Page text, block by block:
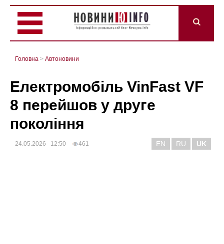
Головна > Автоновини
Електромобіль VinFast VF
8 перейшов у друге
покоління
24.05.2026 12:50 461 EN RU UK